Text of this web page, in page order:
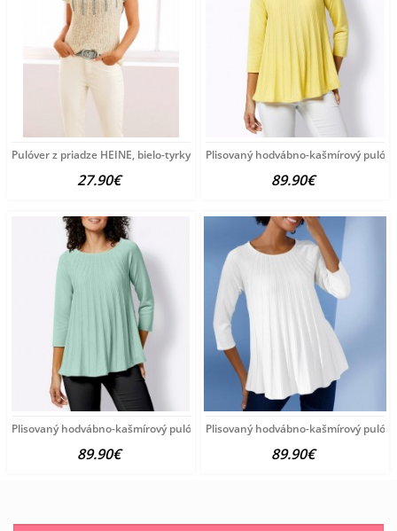
Pulóver z priadze HEINE, bielo-tyrkysový
27.90€
Plisovaný hodvábno-kašmírový
89.90€
Plisovaný hodvábno-kašmírový pulóver vzhľadom Création
89.90€
Plisovaný hodvábno-kašmírový
89.90€